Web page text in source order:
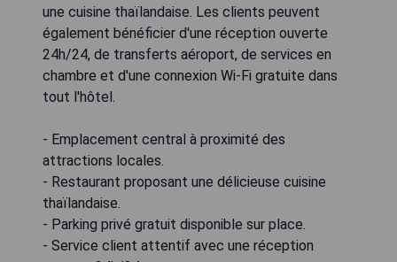
une cuisine thaïlandaise. Les clients peuvent
également bénéficier d'une réception ouverte
24h/24, de transferts aéroport, de services en
chambre et d'une connexion Wi-Fi gratuite dans
tout l'hôtel.
- Emplacement central à proximité des
attractions locales.
- Restaurant proposant une délicieuse cuisine
thaïlandaise.
- Parking privé gratuit disponible sur place.
- Service client attentif avec une réception